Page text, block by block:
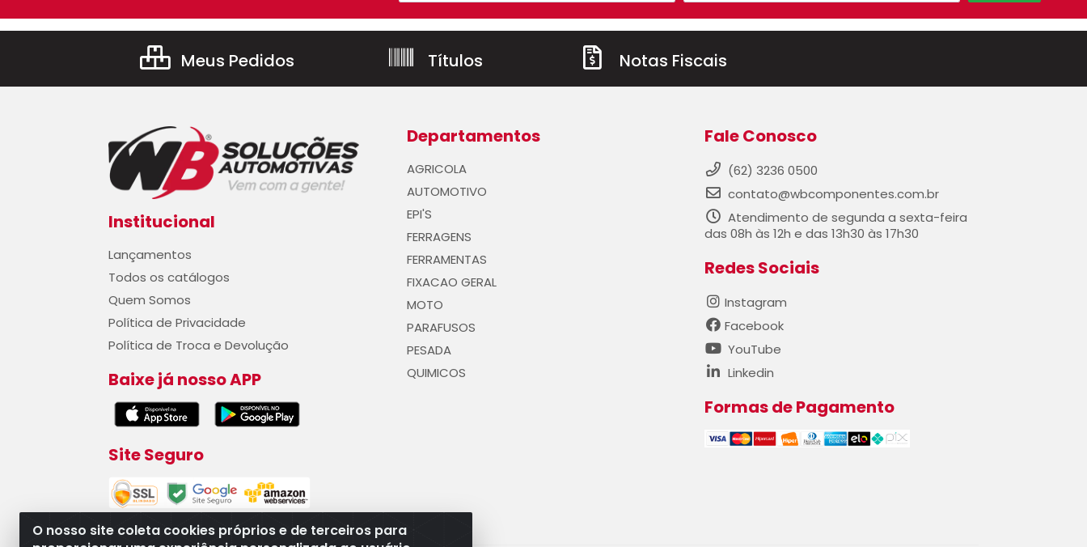
O nosso site coleta cookies próprios e de terceiros para
Meus Pedidos Títulos Notas Fiscais
Institucional
Lançamentos
Todos os catálogos
Quem Somos
Política de Privacidade
Política de Troca e Devolução
Baixe já nosso APP
Site Seguro
Departamentos
AGRICOLA
AUTOMOTIVO
EPI'S
FERRAGENS
FERRAMENTAS
FIXACAO GERAL
MOTO
PARAFUSOS
PESADA
QUIMICOS
Fale Conosco
(62) 3236 0500
contato@wbcomponentes.com.br
Atendimento de segunda a sexta-feira
das 08h às 12h e das 13h30 às 17h30
Redes Sociais
Instagram
Facebook
YouTube
Linkedin
Formas de Pagamento